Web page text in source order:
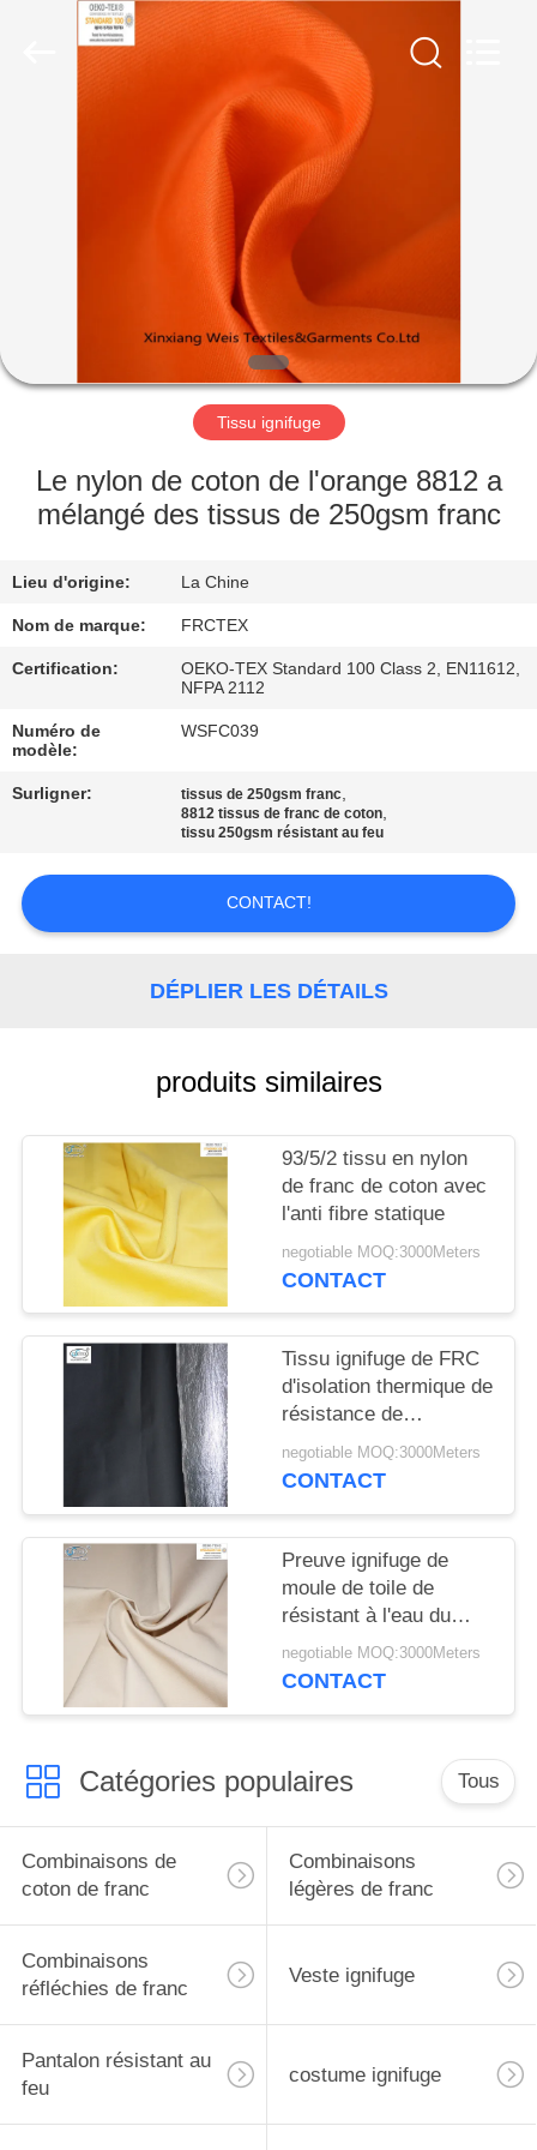
DE
NOUS
VISITE
D'USINE
CONTRÔLE
DE
QUALITÉ
CONTACTEZ-
NOUS
UNE
CITATION
PRIVACY
POLICY
Textiles&Garments
Tissu ignifuge
Le nylon de coton de l'orange 8812 a
mélangé des tissus de 250gsm franc
Lieu d'origine: La Chine
Nom de marque: FRCTEX
Certification:
OEKO-TEX Standard 100 Class 2, EN11612,
NFPA 2112
Numéro de
modèle:
WSFC039
Surligner: tissus de 250gsm franc,
8812 tissus de franc de coton,
tissu 250gsm résistant au feu
CONTACT!
DÉPLIER LES DÉTAILS
produits similaires
93/5/2 tissu en nylon
de franc de coton avec
l'anti fibre statique
negotiable MOQ:3000Meters
CONTACT
Tissu ignifuge de FRC
d'isolation thermique de
résistance de
rayonnement thermique
avec le papier
negotiable MOQ:3000Meters
CONTACT
Preuve ignifuge de
moule de toile de
résistant à l'eau du
tissu CVC 310gsm
pour la tente
negotiable MOQ:3000Meters
CONTACT
Catégories populaires Tous
Combinaisons de
coton de franc
Combinaisons
légères de franc
Combinaisons
réfléchies de franc
Veste ignifuge
Pantalon résistant au
feu
costume ignifuge